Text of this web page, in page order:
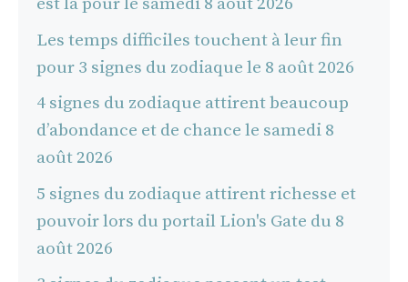
Les temps difficiles touchent à leur fin
pour 3 signes du zodiaque le 8 août 2026
4 signes du zodiaque attirent beaucoup
d’abondance et de chance le samedi 8
août 2026
5 signes du zodiaque attirent richesse et
pouvoir lors du portail Lion's Gate du 8
août 2026